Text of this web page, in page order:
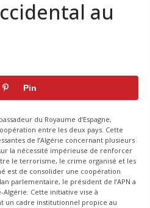
au
Pin
du Royaume d’Espagne,
entre les deux pays. Cette
de l’Algérie concernant plusieurs
la nécessité impérieuse de renforcer
le terrorisme, le crime organisé et les
est de consolider une coopération
parlementaire, le président de l’APN a
Cette initiative vise à
un cadre institutionnel propice au